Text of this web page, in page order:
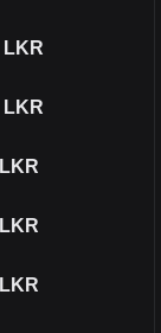
LKR
LKR
LKR
LKR
LKR